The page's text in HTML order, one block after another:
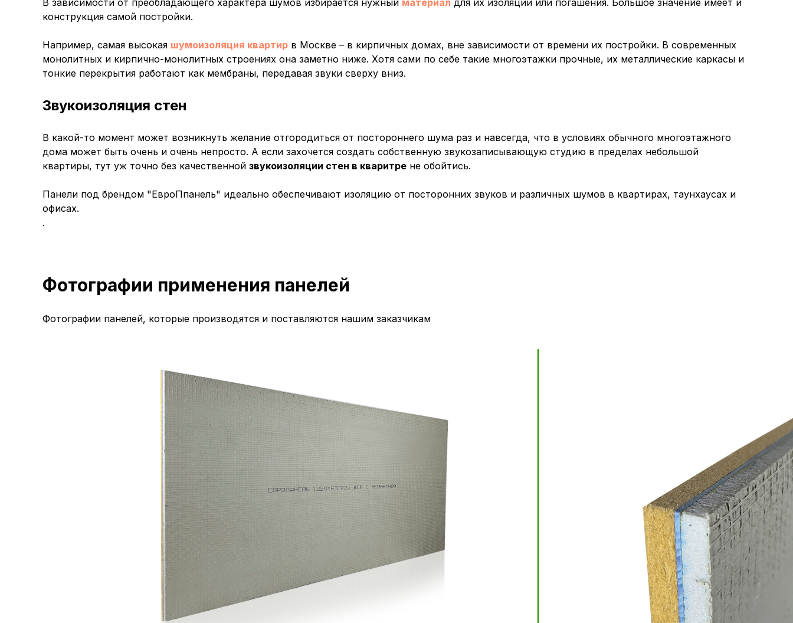
В зависимости от преобладающего характера шумов избирается нужный материал для их изоляции или погашения. Большое значение имеет и
конструкция самой постройки.
Например, самая высокая шумоизоляция квартир в Москве – в кирпичных домах, вне зависимости от времени их постройки. В современных
монолитных и кирпично-монолитных строениях она заметно ниже. Хотя сами по себе такие многоэтажки прочные, их металлические каркасы и
тонкие перекрытия работают как мембраны, передавая звуки сверху вниз.
Звукоизоляция стен
В какой-то момент может возникнуть желание отгородиться от постороннего шума раз и навсегда, что в условиях обычного многоэтажного
дома может быть очень и очень непросто. А если захочется создать собственную звукозаписывающую студию в пределах небольшой
квартиры, тут уж точно без качественной звукоизоляции стен в кваритре не обойтись.
Панели под брендом "ЕвроПпанель" идеально обеспечивают изоляцию от посторонних звуков и различных шумов в квартирах, таунхаусах и
офисах.
.
Фотографии применения панелей
Фотографии панелей, которые производятся и поставляются нашим заказчикам